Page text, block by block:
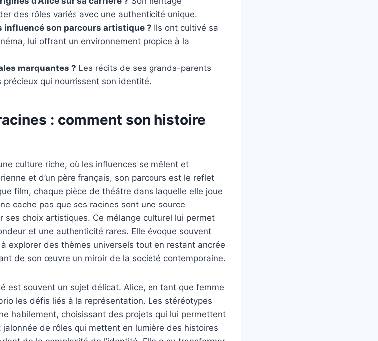
des rôles variés avec une authenticité unique.
influencé son parcours artistique ? Ils ont cultivé sa
lui offrant un environnement propice à la
marquantes ? Les récits de ses grands-parents
précieux qui nourrissent son identité.
: comment son histoire
culture riche, où les influences se mêlent et
et d’un père français, son parcours est le reflet
film, chaque pièce de théâtre dans laquelle elle joue
cache pas que ses racines sont une source
ses choix artistiques. Ce mélange culturel lui permet
et une authenticité rares. Elle évoque souvent
explorer des thèmes universels tout en restant ancrée
de son œuvre un miroir de la société contemporaine.
est souvent un sujet délicat. Alice, en tant que femme
les défis liés à la représentation. Les stéréotypes
habilement, choisissant des projets qui lui permettent
jalonnée de rôles qui mettent en lumière des histoires